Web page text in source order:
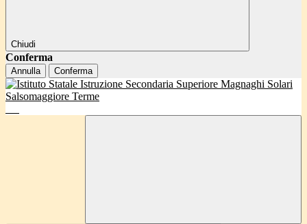
Chiudi
Conferma
Annulla Conferma